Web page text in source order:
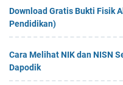
Download Gratis Bukti Fisik
Pendidikan)
Cara Melihat NIK dan NISN
Dapodik